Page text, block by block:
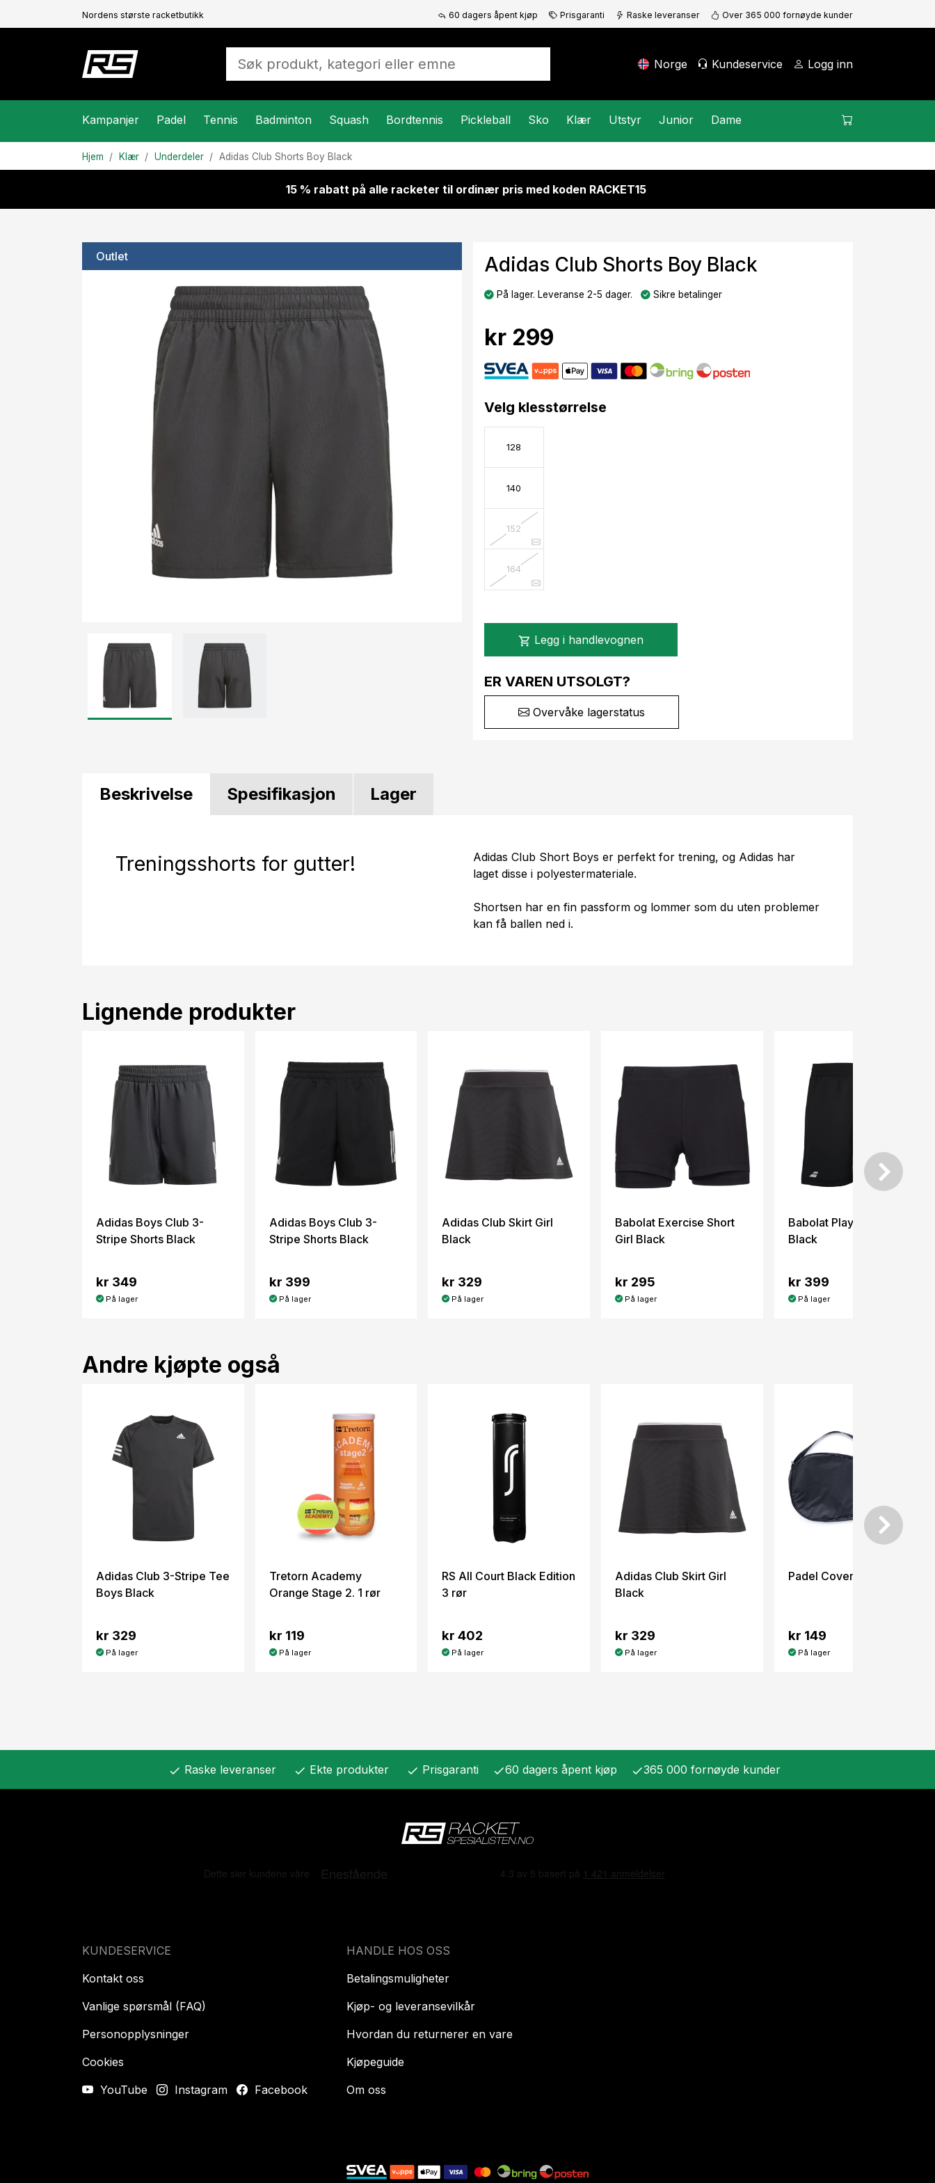
Nordens største racketbutikk 60 dagers åpent kjøp Prisgaranti Raske leveranser Over 365 000 fornøyde kunder
Norge Kundeservice Logg inn
Kampanjer Padel Tennis Badminton Squash Bordtennis Pickleball Sko Klær Utstyr Junior Dame
Hjem Klær Underdeler Adidas Club Shorts Boy Black
15 % rabatt på alle racketer til ordinær pris med koden RACKET15
Outlet Adidas Club Shorts Boy Black
På lager. Leveranse 2-5 dager. Sikre betalinger
kr 299
Velg klesstørrelse
128
140
152
164
shopping_cart Legg i handlevognen
ER VAREN UTSOLGT?
Overvåke lagerstatus
Beskrivelse Spesifikasjon Lager
Treningsshorts for gutter!
Adidas Club Short Boys er perfekt for trening, og Adidas har
laget disse i polyestermateriale.
Shortsen har en fin passform og lommer som du uten problemer
kan få ballen ned i.
Lignende produkter
Adidas Boys Club 3-
Stripe Shorts Black
kr 349
På lager
Adidas Boys Club 3-
Stripe Shorts Black
kr 399
På lager
Adidas Club Skirt Girl
Black
kr 329
På lager
Babolat Exercise Short
Girl Black
kr 295
På lager
Babolat Play Short Junior
Black
kr 399
På lager
Andre kjøpte også
Adidas Club 3-Stripe Tee
Boys Black
kr 329
På lager
Tretorn Academy
Orange Stage 2. 1 rør
kr 119
På lager
RS All Court Black Edition
3 rør
kr 402
På lager
Adidas Club Skirt Girl
Black
kr 329
På lager
Padel Cover All Black
kr 149
På lager
check Raske leveranser check Ekte produkter check Prisgaranti check60 dagers åpent kjøp check365 000 fornøyde kunder
KUNDESERVICE
Kontakt oss
Vanlige spørsmål (FAQ)
Personopplysninger
Cookies
YouTube
Instagram Facebook
HANDLE HOS OSS
Betalingsmuligheter
Kjøp- og leveransevilkår
Hvordan du returnerer en vare
Kjøpeguide
Om oss